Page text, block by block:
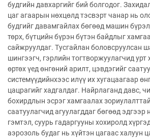
будгийн давхаргийг бий болгодог.
цаг агаарын нөхцөлд тэсвэрт чанар нь
будгийг давамгайлах бөгөөд машин
төрх, бүтцийн бүрэн бүтэн байдлыг
сайжруулдаг. Тусгайлан боловсруулсан
шингээгч, гэрлийн тогтворжуулагчид
өртөх үед өнгөний арилт, цэвдэгийг
системүүдийнхээс илүү их хугацаагаар
цацрагийг хадгалдаг. Найрлаганд давс,
бохирдлын эсрэг хамгаалах
саатуулагчид агуулагддаг бөгөөд эдгээр
гэмтэл, суурь гадаргууны хохиролд
аэрозоль будаг нь хүйтэн цагаас халуун